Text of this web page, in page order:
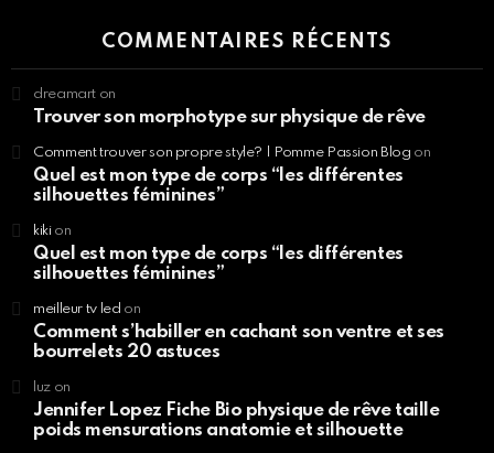
COMMENTAIRES RÉCENTS
dreamart on
Trouver son morphotype sur physique de rêve
Comment trouver son propre style? | Pomme Passion Blog on
Quel est mon type de corps “les différentes
silhouettes féminines”
kikion
Quel est mon type de corps “les différentes
silhouettes féminines”
meilleur tv led on
Comment s’habiller en cachant son ventre et ses
bourrelets 20 astuces
luzon
Jennifer Lopez Fiche Bio physique de rêve taille
poids mensurations anatomie et silhouette